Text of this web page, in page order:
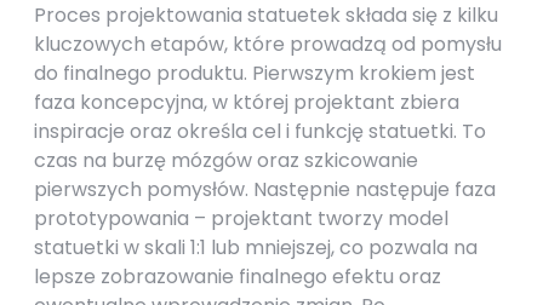
Proces projektowania statuetek składa się z kilku
kluczowych etapów, które prowadzą od pomysłu
do finalnego produktu. Pierwszym krokiem jest
faza koncepcyjna, w której projektant zbiera
inspiracje oraz określa cel i funkcję statuetki. To
czas na burzę mózgów oraz szkicowanie
pierwszych pomysłów. Następnie następuje faza
prototypowania – projektant tworzy model
statuetki w skali 1:1 lub mniejszej, co pozwala na
lepsze zobrazowanie finalnego efektu oraz